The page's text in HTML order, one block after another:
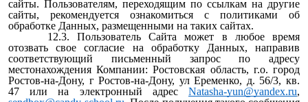
сайты. Пользователям, переходящим по ссылкам на другие
сайты, рекомендуется ознакомиться с политиками об
обработке Данных, размещенными на таких сайтах.
12.3. Пользователь Сайта может в любое время
отозвать свое согласие на обработку Данных, направив
соответствующий письменный запрос по адресу
местонахождения Компании:Ростовская область, г.о. город
Ростов-на-Дону, г Ростов-на-Дону, ул Еременко, д. 56/3, кв.
47 или на электронный адрес Natasha-yun@yandex.ru,